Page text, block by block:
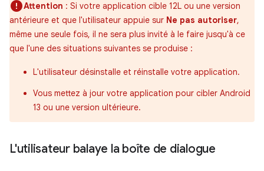
Attention : Si votre application cible 12L ou une version
antérieure et que l'utilisateur appuie sur Ne pas autoriser,
même une seule fois, il ne sera plus invité à le faire jusqu'à ce
que l'une des situations suivantes se produise :
L'utilisateur désinstalle et réinstalle votre application.
Vous mettez à jour votre application pour cibler Android
13 ou une version ultérieure.
L'utilisateur balaye la boîte de dialogue